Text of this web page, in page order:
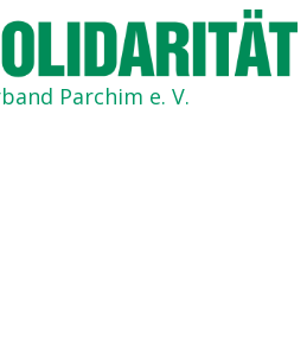
Parchim e. V.